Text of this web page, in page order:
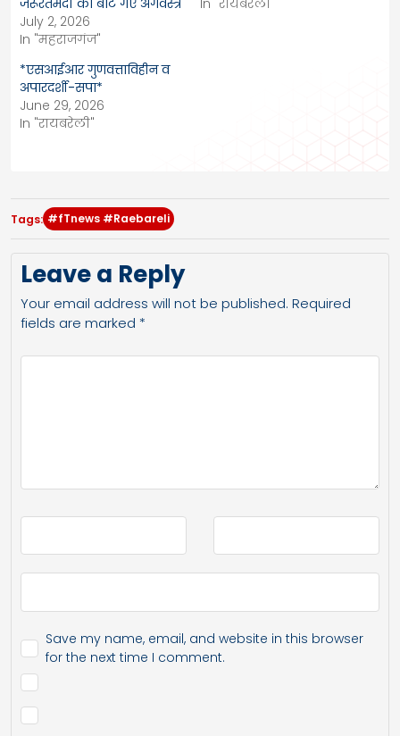
July 2, 2026
In "महराजगंज"
*एसआईआर गुणवत्ताविहीन व
अपारदर्शी-सपा*
June 29, 2026
In "रायबरेली"
Tags: #fTnews #Raebareli
Leave a Reply
Your email address will not be published. Required
fields are marked *
Save my name, email, and website in this browser
for the next time I comment.